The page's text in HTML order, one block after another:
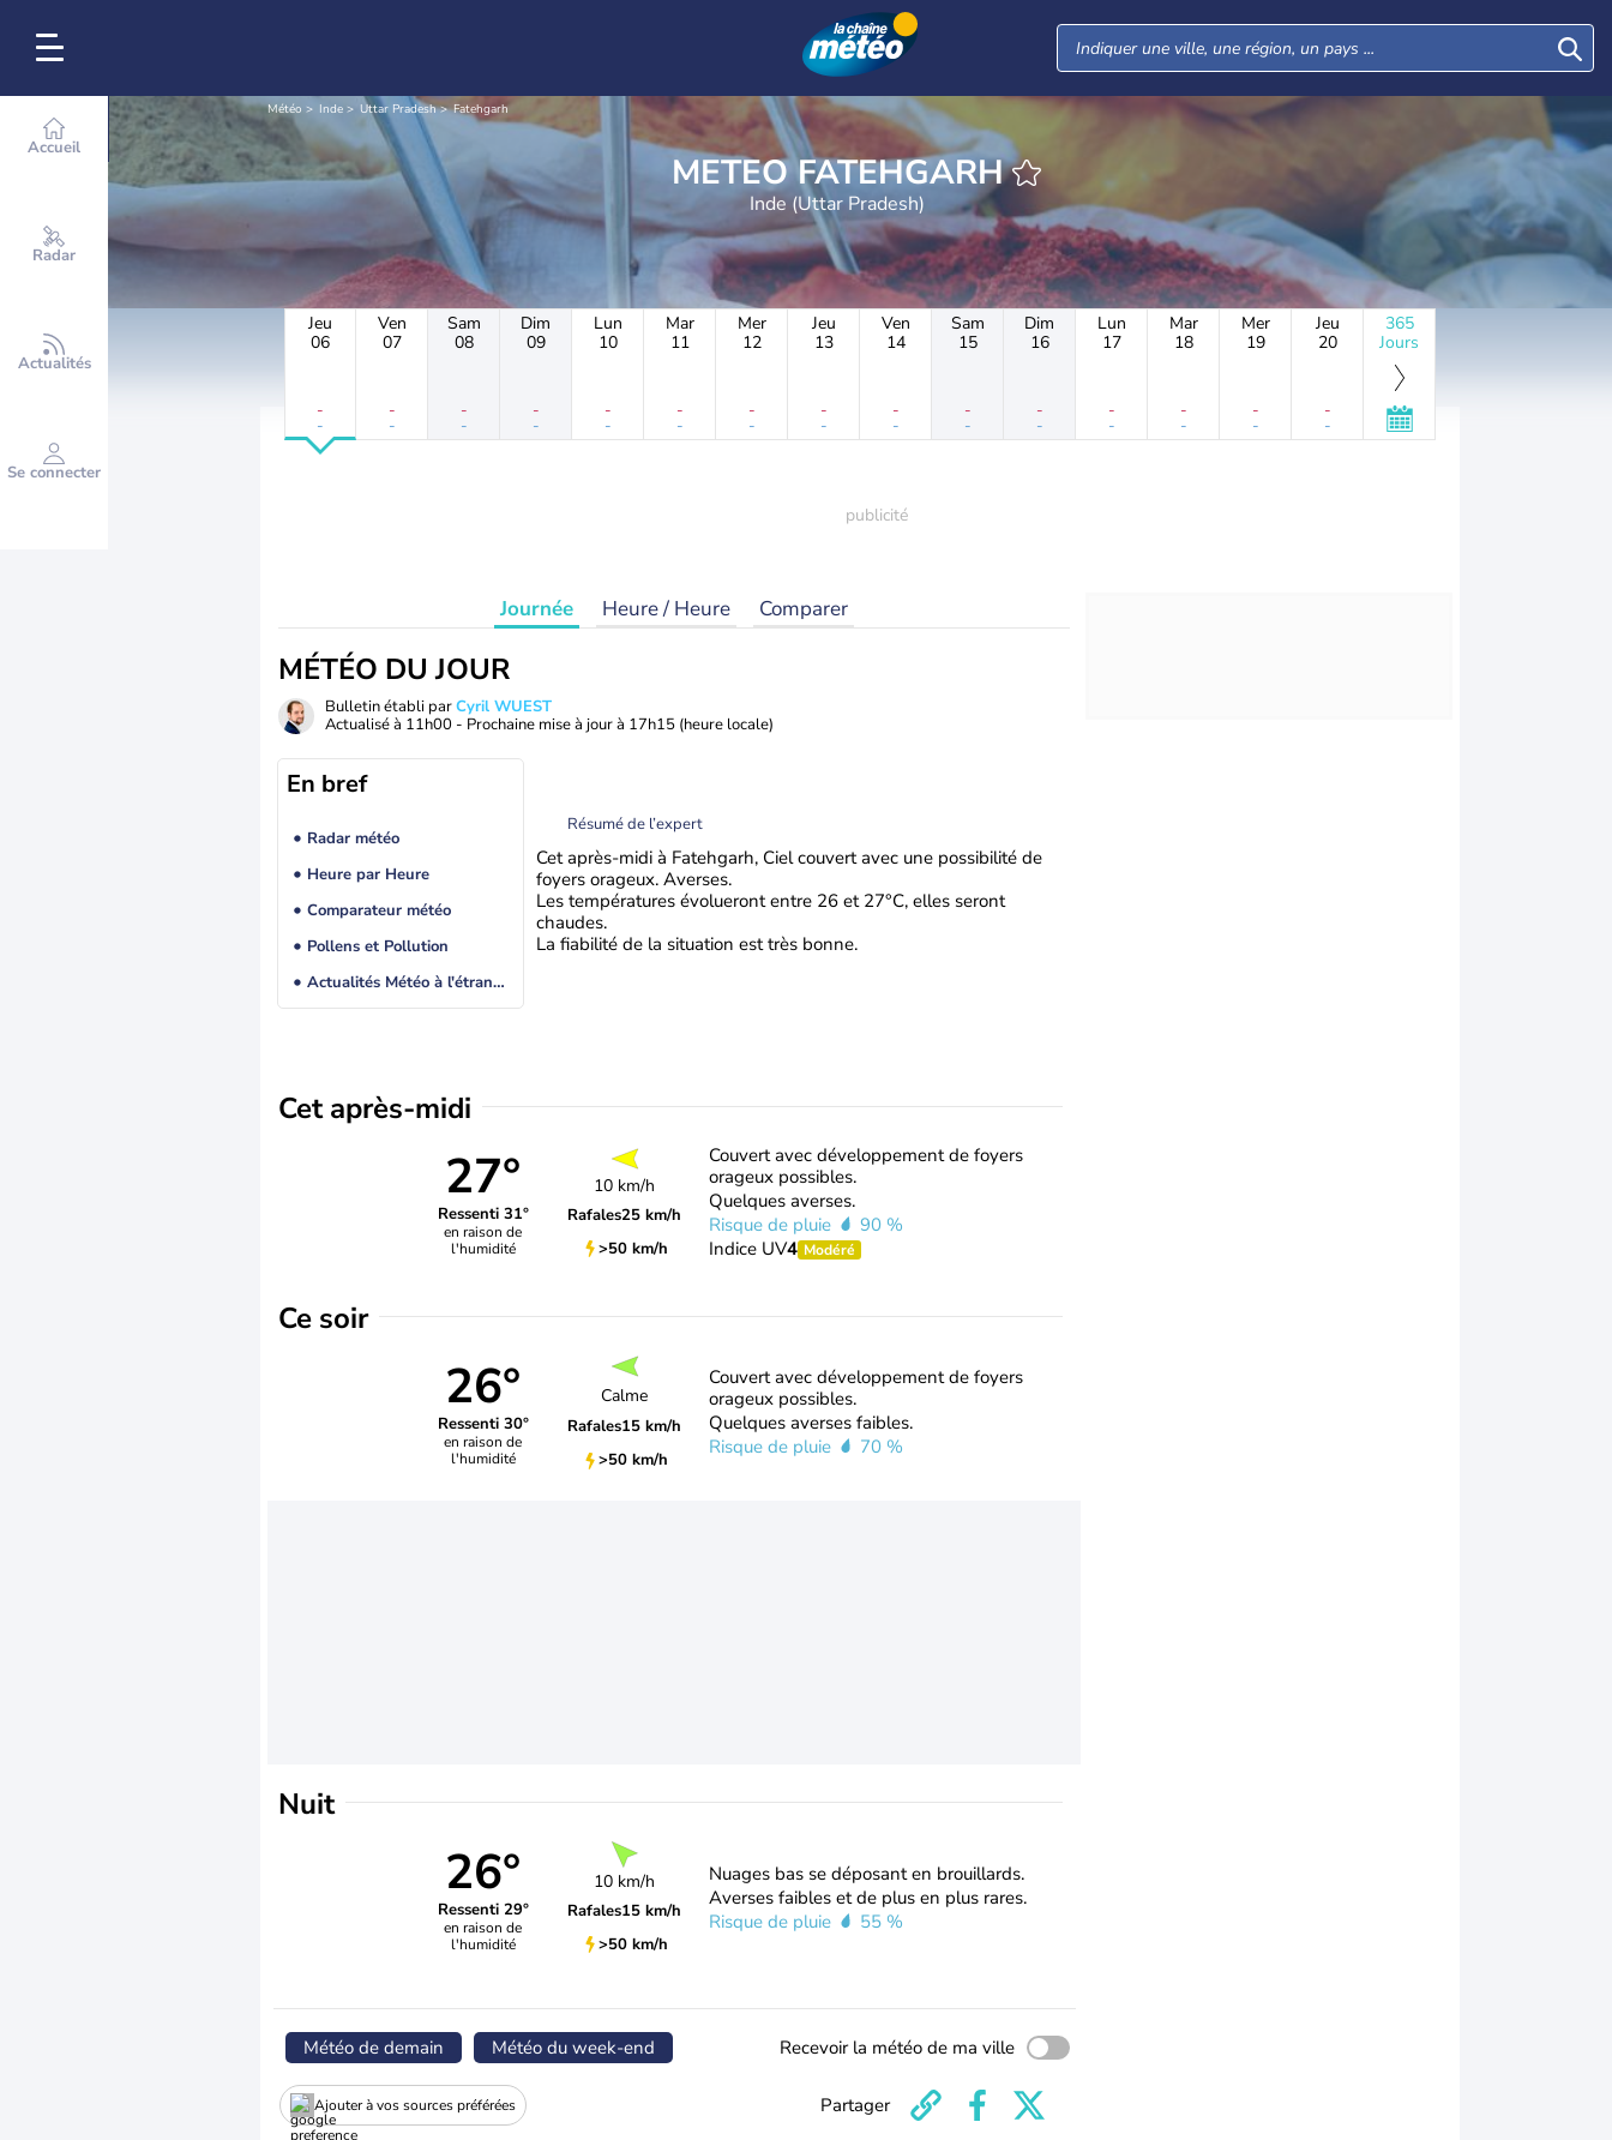
Accueil
Radar
Actualités
Se connecter
Météo Inde Uttar Pradesh Fatehgarh
METEO FATEHGARH
Inde (Uttar Pradesh)
Jeu
06
-
-
Ven
07
-
-
Sam
08
-
-
Dim
09
-
-
Lun
10
-
-
Mar
11
-
-
Mer
12
-
-
Jeu
13
-
-
Ven
14
-
-
Sam
15
-
-
Dim
16
-
-
Lun
17
-
-
Mar
18
-
-
Mer
19
-
-
Jeu
20
-
-
365
Jours
Journée Heure / Heure Comparer
MÉTÉO DU JOUR
Bulletin établi parCyril WUEST
Actualisé à 11h00 - Prochaine mise à jour à 17h15 (heure locale)
En bref
Radar météo
Heure par Heure
Comparateur météo
Pollens et Pollution
Actualités Météo à l'étranger
Résumé de l’expert
Cet après-midi à Fatehgarh, Ciel couvert avec une possibilité de
foyers orageux. Averses.
Les températures évolueront entre 26 et 27°C, elles seront
chaudes.
La fiabilité de la situation est très bonne.
Cet après-midi
27°
Ressenti 31°
en raison de
l'humidité
10 km/h
Rafales25 km/h
>50 km/h
Couvert avec développement de foyers
orageux possibles.
Quelques averses.
Risque de pluie
90 %
Indice UV4 Modéré
Ce soir
26°
Ressenti 30°
en raison de
l'humidité
Calme
Rafales15 km/h
>50 km/h
Couvert avec développement de foyers
orageux possibles.
Quelques averses faibles.
Risque de pluie
70 %
Nuit
26°
Ressenti 29°
en raison de
l'humidité
10 km/h
Rafales15 km/h
>50 km/h
Nuages bas se déposant en brouillards.
Averses faibles et de plus en plus rares.
Risque de pluie
55 %
Météo de demain Météo du week-end Recevoir la météo de ma ville
Ajouter à vos sources préférées Partager